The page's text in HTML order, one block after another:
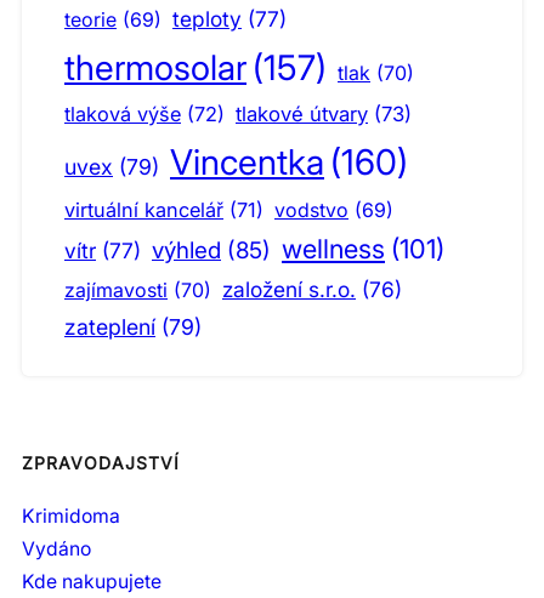
teorie (69) teploty (77)
thermosolar (157) tlak (70)
tlaková výše (72) tlakové útvary (73)
uvex (79) Vincentka (160)
virtuální kancelář (71) vodstvo (69)
vítr (77) výhled (85) wellness (101)
zajímavosti (70) založení s.r.o. (76)
zateplení (79)
ZPRAVODAJSTVÍ
Krimidoma
Vydáno
Kde nakupujete